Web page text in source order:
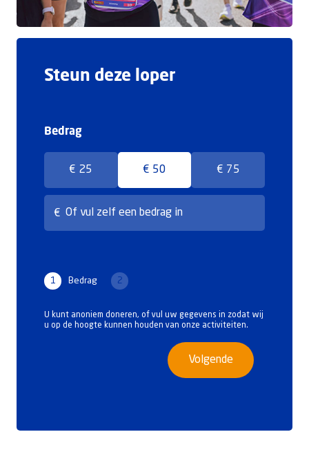
Steun deze loper
Bedrag
€ 25 € 50 € 75
1 Bedrag 2
U kunt anoniem doneren, of vul uw gegevens in zodat wij
u op de hoogte kunnen houden van onze activiteiten.
Volgende